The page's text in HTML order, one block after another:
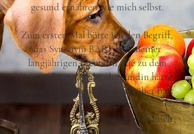
gesund ernähren wie mich selbst.
Zum ersten Mal hörte ich den Begriff,
das Synonym BARF von meiner
langjährigen Freundin, die zu dem
Zeitpunkt eine Labradorhündin hatte.
Meine Freundin klärte mich über barf
auf und es stand fest,
keine andere Fütterung kam für mich